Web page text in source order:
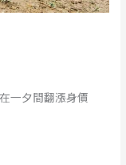
一夕間翻漲身價